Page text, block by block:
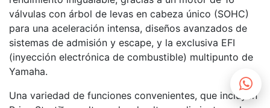
válvulas con árbol de levas en cabeza único (SOHC)
para una aceleración intensa, diseños avanzados de
sistemas de admisión y escape, y la exclusiva EFI
(inyección electrónica de combustible) multipunto de
Yamaha.
Una variedad de funciones convenientes, que incluyen